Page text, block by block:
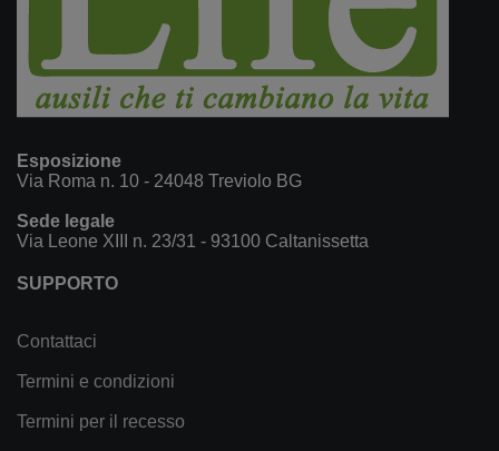
Esposizione
Via Roma n. 10 - 24048 Treviolo BG
Sede legale
Via Leone XIII n. 23/31 - 93100 Caltanissetta
SUPPORTO
Contattaci
Termini e condizioni
Termini per il recesso